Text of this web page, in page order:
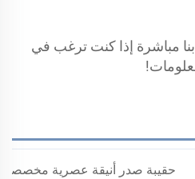
حقيبة صدر أنيقة عصرية مخصصة